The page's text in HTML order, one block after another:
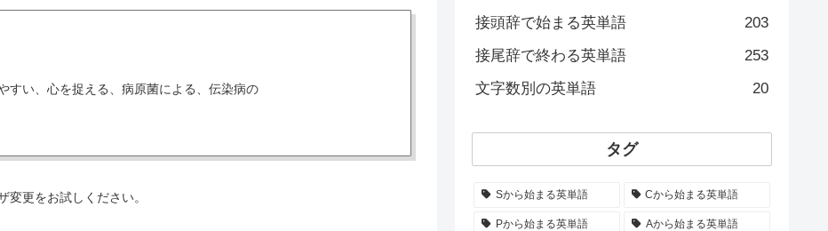
すい、心を捉える、病原菌による、伝染病の
更をお試しください。
接頭辞で始まる英単語
203
接尾辞で終わる英単語
253
文字数別の英単語
20
タグ
Sから始まる英単語 Cから始まる英単語
Pから始まる英単語 Aから始まる英単語